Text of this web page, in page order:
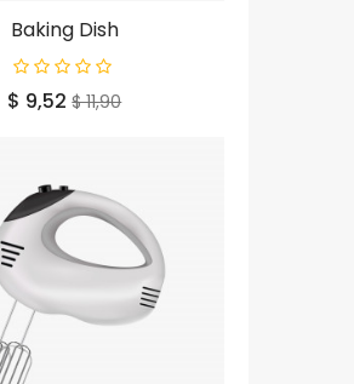
Baking Dish
Prijs
$ 9,52 Normale
$ 11,90